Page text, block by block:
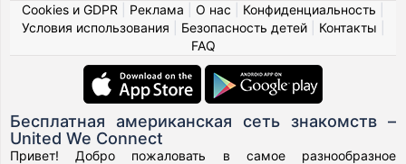
Cookies и GDPR
Реклама О нас Конфиденциальность
Условия использования
Безопасность детей| Контакты
FAQ
Бесплатная американская сеть знакомств –
United We Connect
Привет! Добро пожаловать в самое разнообразное